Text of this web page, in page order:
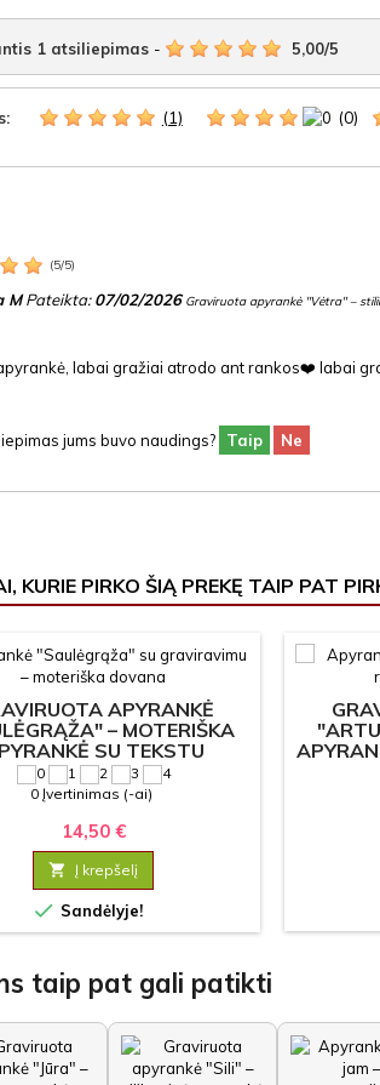
1 atsiliepimas - 5,00/5
(1) (0)
(5/5)
MPateikta:07/02/2026 Graviruota apyrankė "Vėtra" –
labai gražiai atrodo ant rankos❤️ labai
jums buvo naudings? Taip Ne
KURIE PIRKO ŠIĄ PREKĘ TAIP PAT
APYRANKĖ
– MOTERIŠKA
SU TEKSTU
0 Įvertinimas (-ai)
14,50 €
 Į krepšelį
 Sandėlyje!
taip pat gali patikti